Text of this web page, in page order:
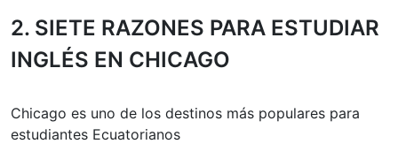
2. SIETE RAZONES PARA ESTUDIAR
INGLÉS EN CHICAGO
Chicago es uno de los destinos más populares para
estudiantes Ecuatorianos